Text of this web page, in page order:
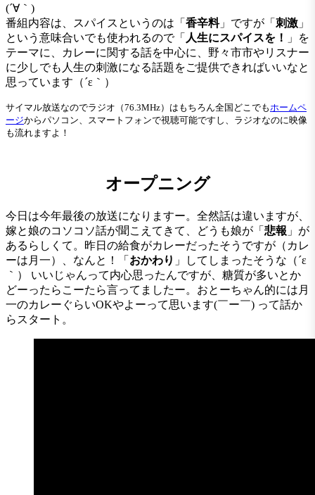
(´∀｀)
番組内容は、スパイスというのは「 香辛料」ですが「 刺激 」
という意味合いでも使われるので「 人生にスパイスを！
」を
テーマに、カレーに関する話を中心に、野々市市やリスナー
に少しでも人生の刺激になる話題をご提供できればいいなと
思っています（´ε｀）
サイマル放送なのでラジオ（76.3MHz）はもちろん全国どこでも ホームペ
ージからパソコン、スマートフォンで視聴可能ですし、ラジオなのに映像
も流れますよ！
オープニング
今日は今年最後の放送になりますー。全然話は違いますが、
嫁と娘のコソコソ話が聞こえてきて、どうも娘が「 悲報 」が
あるらしくて。昨日の給食がカレーだったそうですが（カレ
ーは月一）、なんと！「 おかわり 」してしまったそうな（´ε
｀） いいじゃんって内心思ったんですが、糖質が多いとか
どーったらこーたら言ってましたー。おとーちゃん的には月
一のカレーぐらいOKやよーって思います(￣ー￣) って話か
らスタート。